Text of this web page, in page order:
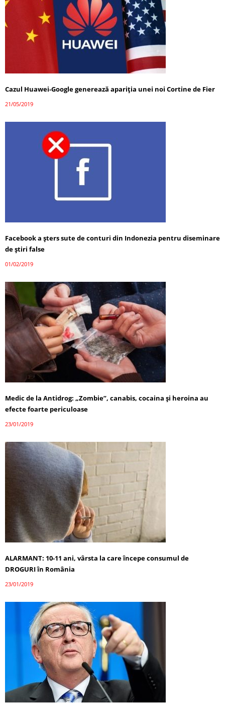
Cazul Huawei-Google generează apariţia unei noi Cortine de Fier
21/05/2019
Facebook a şters sute de conturi din Indonezia pentru diseminare
de ştiri false
01/02/2019
Medic de la Antidrog: „Zombie”, canabis, cocaina și heroina au
efecte foarte periculoase
23/01/2019
ALARMANT: 10-11 ani, vârsta la care începe consumul de
DROGURI în România
23/01/2019